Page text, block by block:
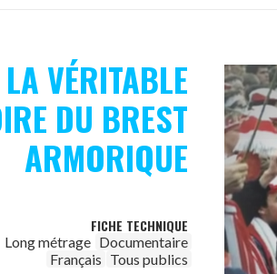
LA VÉRITABLE
DU BREST
ARMORIQUE
FICHE TECHNIQUE
Long métrage Documentaire
Français Tous publics